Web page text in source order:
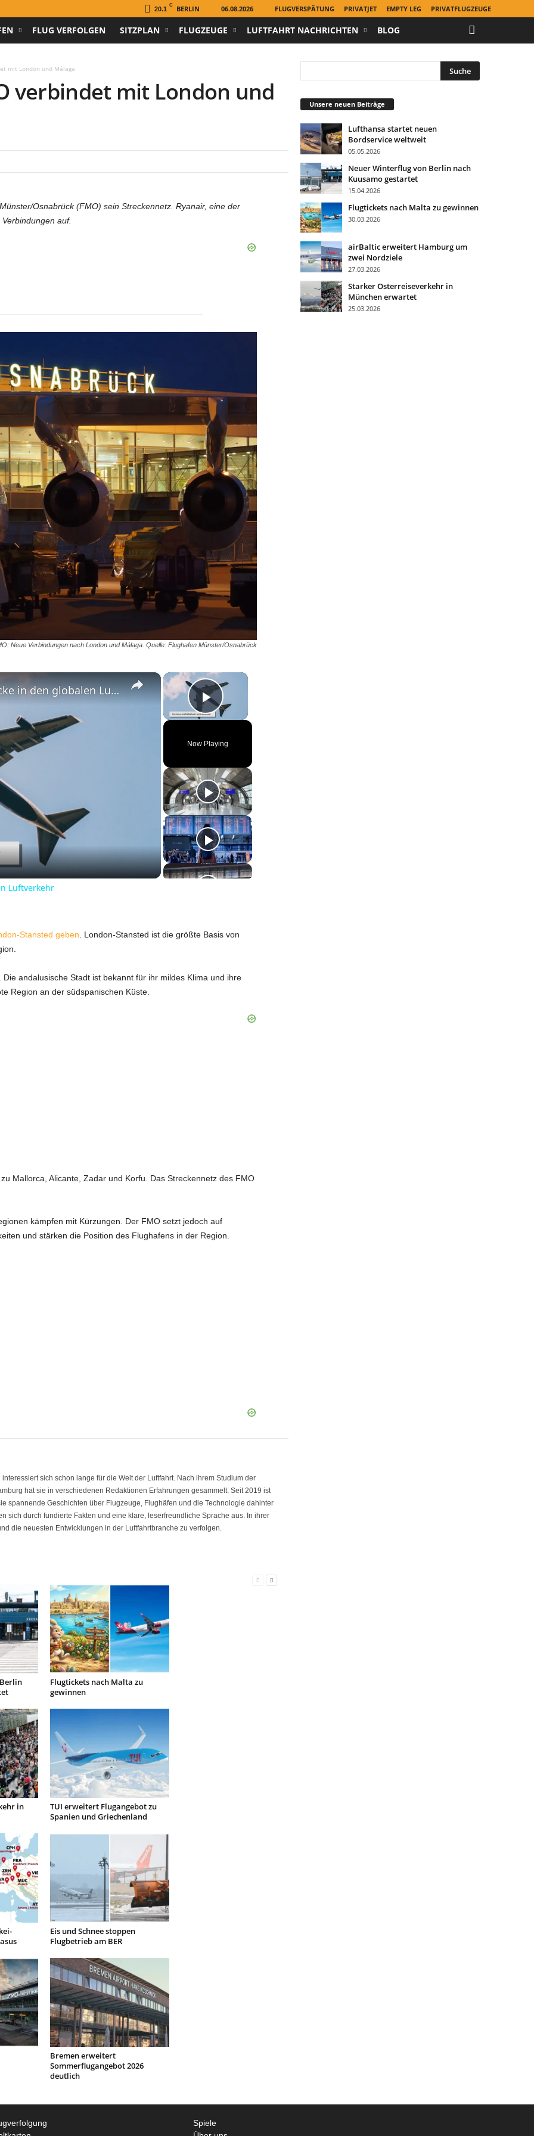
20.1
C BERLIN 06.08.2026 FLUGVERSPÄTUNG PRIVATJET EMPTY LEG PRIVATFLUGZEUGE
FLUG VERFOLGEN SITZPLAN FLUGZEUGE LUFTFAHRT NACHRICHTEN BLOG
mit London und Málaga
verbindet mit London und
Osnabrück (FMO) sein Streckennetz. Ryanair, eine der
auf.
Neue Verbindungen nach London und Málaga. Quelle: Flughafen Münster/Osnabrück
×
Play Video
Now Playing
×
Flugverfolgung in Echtzeit: Einblicke in den globalen Luftverkehr
Luftverkehr
Stansted geben . London-Stansted ist die größte Basis von
andalusische Stadt ist bekannt für ihr mildes Klima und ihre
Region an der südspanischen Küste.
Mallorca, Alicante, Zadar und Korfu. Das Streckennetz des FMO
kämpfen mit Kürzungen. Der FMO setzt jedoch auf
und stärken die Position des Flughafens in der Region.
sich schon lange für die Welt der Luftfahrt. Nach ihrem Studium der
hat sie in verschiedenen Redaktionen Erfahrungen gesammelt. Seit 2019 ist
spannende Geschichten über Flugzeuge, Flughäfen und die Technologie dahinter
sich durch fundierte Fakten und eine klare, leserfreundliche Sprache aus. In ihrer
die neuesten Entwicklungen in der Luftfahrtbranche zu verfolgen.
Flugtickets nach Malta zu
gewinnen
in
TUI erweitert Flugangebot zu
Spanien und Griechenland
Eis und Schnee stoppen
Flugbetrieb am BER
Bremen erweitert
Sommerflugangebot 2026
deutlich
Unsere neuen Beiträge
Lufthansa startet neuen
Bordservice weltweit
05.05.2026
Neuer Winterflug von Berlin nach
Kuusamo gestartet
15.04.2026
Flugtickets nach Malta zu gewinnen
30.03.2026
airBaltic erweitert Hamburg um
zwei Nordziele
27.03.2026
Starker Osterreiseverkehr in
München erwartet
25.03.2026
Spiele